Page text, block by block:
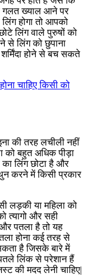
गलत ख्याल आने पर
होगा तो आपको
लिंग वाले पुरुषों को
से लिंग को छुपाना
होने से बच सकते
चाहिए किसी को
की तरह लचीली नहीं
को बहुत अधिक पीड़ा
लिंग छोटा है और
करने में किसी प्रकार
लड़की या महिला को
त्यागो और सही
और पतला है तो यह
होना कई तरह से
है जिसके बारे में
लिंक से परेशान हैं
की मदद लेनी चाहिए|